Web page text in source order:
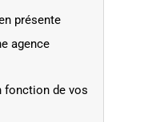
présente
agence
fonction de vos